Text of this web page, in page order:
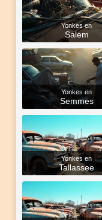
Yonkes en
Salem
Yonkes en
Semmes
Yonkes en
Tallassee